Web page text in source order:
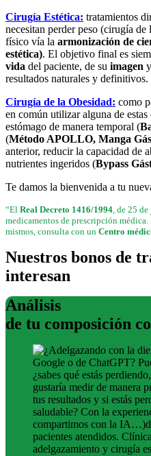
Cirugía Estética: tratamientos
necesitan perder peso (cirugía
físico vía la armonización de
estética). El objetivo final es
vida del paciente, de su imagen
resultados naturales y definitivos.
Cirugía de la Obesidad: como
en común utilizar alguna de
estómago de manera temporal (
(Método APOLLO, Manga
anterior, reducir la capacidad de
nutrientes ingeridos (Bypass
Te damos la bienvenida a tu
“El Real Decreto 1416/1994 , de 25
medicamentos de prescripción
mismos, consulta con un Centro
Nuestros bonos de
interesan
Análisis
de tu composición